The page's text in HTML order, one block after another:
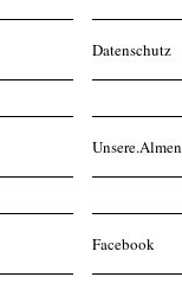
Datenschutz
Unsere.Almen
Facebook